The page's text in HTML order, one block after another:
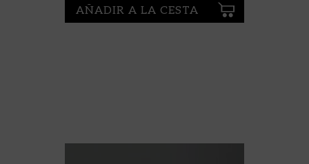
AÑADIR A LA CESTA